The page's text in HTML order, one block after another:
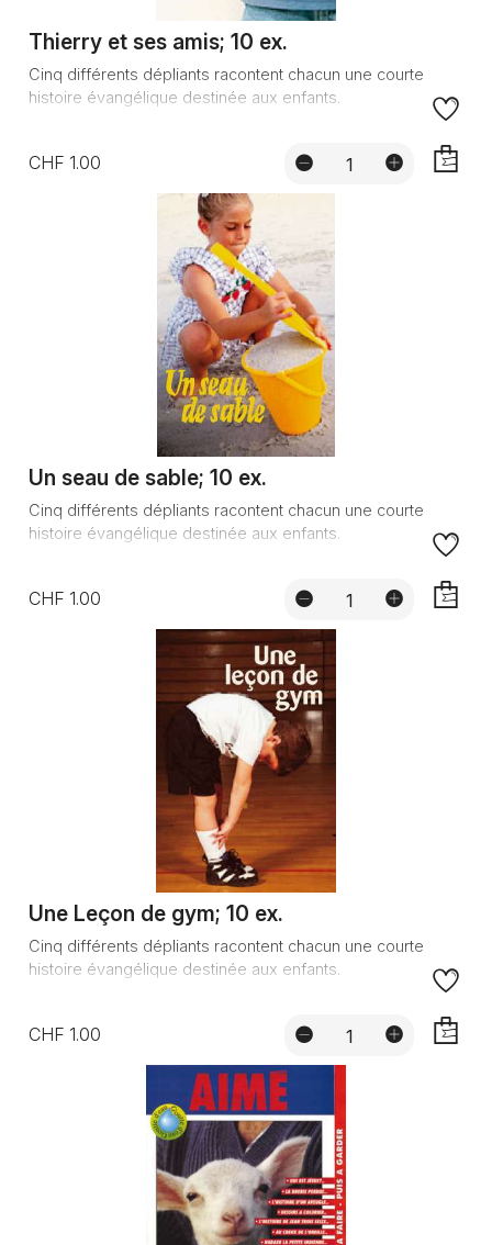
Thierry et ses amis; 10 ex.
Cinq différents dépliants racontent chacun une courte
histoire évangélique destinée aux enfants.
CHF 1.00
Un seau de sable; 10 ex.
Cinq différents dépliants racontent chacun une courte
histoire évangélique destinée aux enfants.
CHF 1.00
Une Leçon de gym; 10 ex.
Cinq différents dépliants racontent chacun une courte
histoire évangélique destinée aux enfants.
CHF 1.00